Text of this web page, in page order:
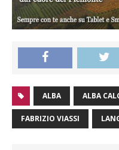
ALBA ALBA
FABRIZIO VIASSI